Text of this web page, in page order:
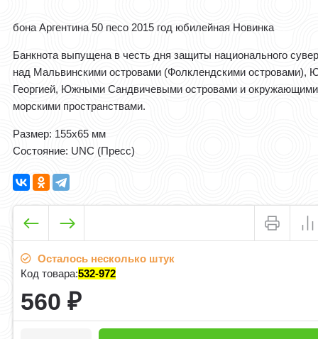
бона Аргентина 50 песо 2015 год юбилейная Новинка
Банкнота выпущена в честь дня защиты национального
над Мальвинскими островами (Фолклендскими островами),
Георгией, Южными Сандвичевыми островами и окружающими
морскими пространствами.
Размер: 155x65 мм
Состояние: UNC (Пресс)
Осталось несколько штук
Код товара:532-972
560₽